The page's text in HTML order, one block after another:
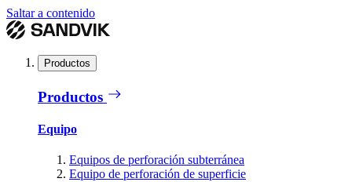
Saltar a contenido
Productos
Productos
Equipo
Equipos de perforación subterránea
Equipo de perforación de superficie